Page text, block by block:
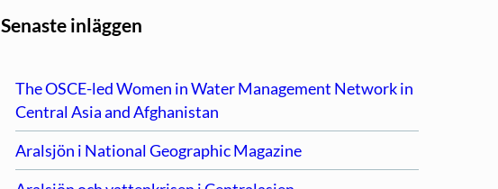
Senaste inläggen
The OSCE-led Women in Water Management Network in
Central Asia and Afghanistan
Aralsjön i National Geographic Magazine